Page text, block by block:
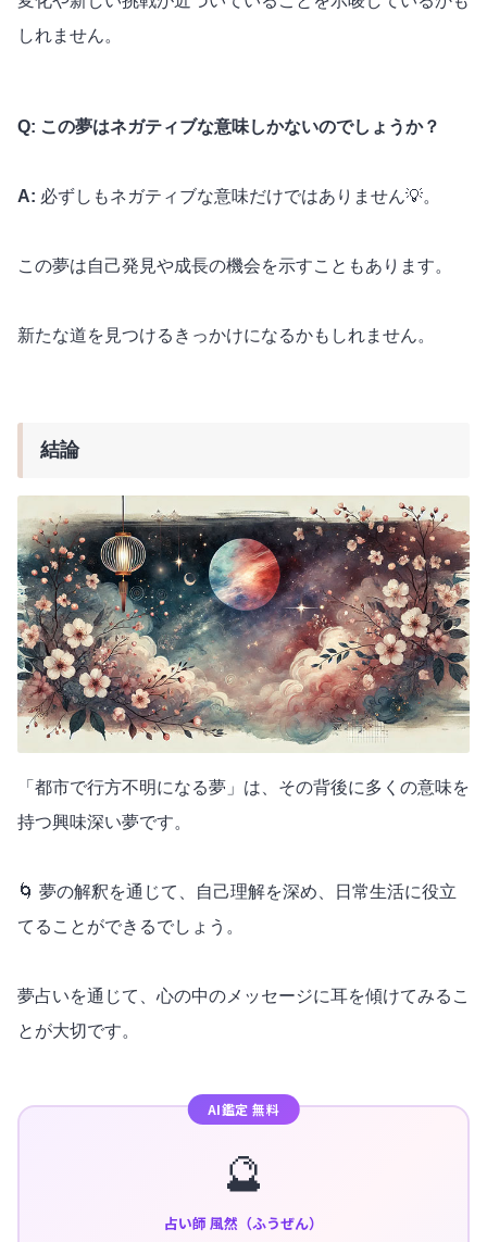
しれません。
Q: この夢はネガティブな意味しかないのでしょうか？
A: 必ずしもネガティブな意味だけではありません💡。
この夢は自己発見や成長の機会を示すこともあります。
新たな道を見つけるきっかけになるかもしれません。
結論
「都市で行方不明になる夢」は、その背後に多くの意味を
持つ興味深い夢です。
🌀 夢の解釈を通じて、自己理解を深め、日常生活に役立
てることができるでしょう。
夢占いを通じて、心の中のメッセージに耳を傾けてみるこ
とが大切です。
AI鑑定 無料
🔮
占い師 風然（ふうぜん）